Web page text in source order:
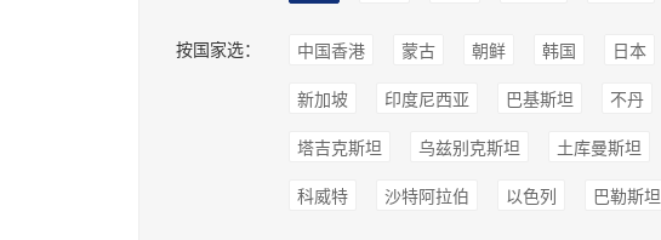
按国家选： 中国香港 蒙古 朝鲜 韩国 日本
新加坡 印度尼西亚 巴基斯坦 不丹
塔吉克斯坦 乌兹别克斯坦 土库曼斯坦
科威特 沙特阿拉伯 以色列 巴勒斯坦